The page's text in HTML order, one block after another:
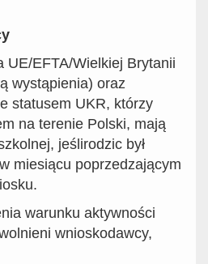
UE/EFTA/Wielkiej Brytanii
wystąpienia) oraz
statusem UKR, którzy
na terenie Polski, mają
, jeślirodzic był
miesiącu poprzedzającym
warunku aktywności
wnioskodawcy,